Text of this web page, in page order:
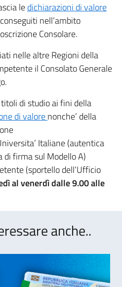
ledichiarazioni di valore
nell’ambito
Consolare.
nelle altre Regioni della
il Consolato Generale
di studio ai fini della
di valorenonche’ della
Italiane (autentica
firma sul Modello A)
(sportello dell’Ufficio
al venerdì dalle 9.00 alle
anche..